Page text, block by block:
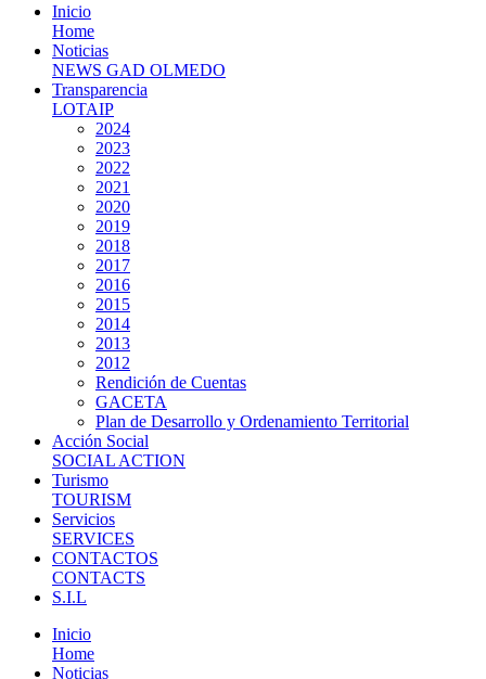
Inicio
Home
Noticias
NEWS GAD OLMEDO
Transparencia
LOTAIP
2024
2023
2022
2021
2020
2019
2018
2017
2016
2015
2014
2013
2012
Rendición de Cuentas
GACETA
Plan de Desarrollo y Ordenamiento Territorial
Acción Social
SOCIAL ACTION
Turismo
TOURISM
Servicios
SERVICES
CONTACTOS
CONTACTS
S.I.L
Inicio
Home
Noticias